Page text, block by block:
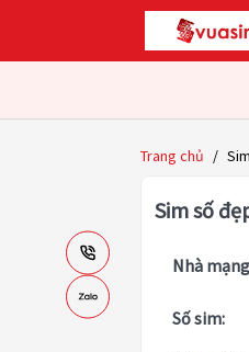
Trang chủ /
Sim số
Nhà
Số sim: